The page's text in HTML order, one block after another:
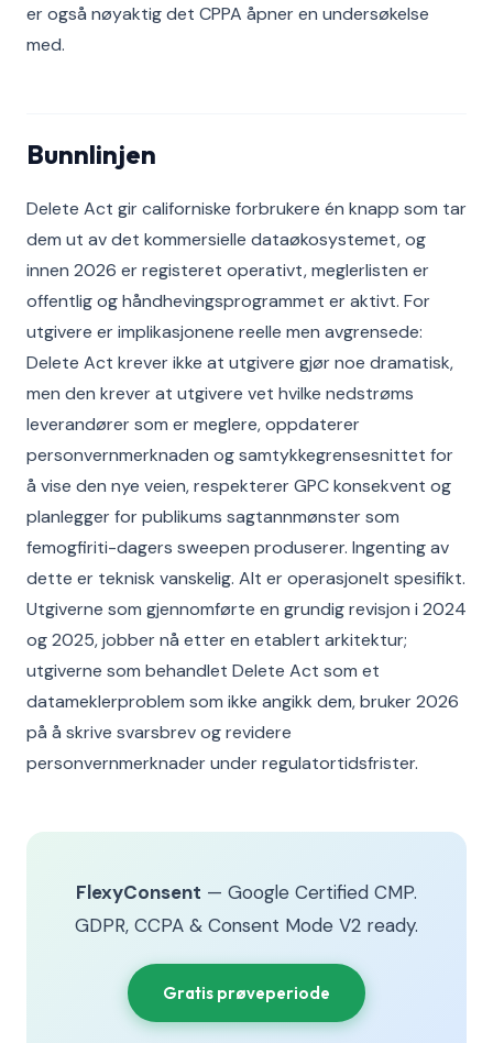
er også nøyaktig det CPPA åpner en undersøkelse
med.
Bunnlinjen
Delete Act gir californiske forbrukere én knapp som tar
dem ut av det kommersielle dataøkosystemet, og
innen 2026 er registeret operativt, meglerlisten er
offentlig og håndhevingsprogrammet er aktivt. For
utgivere er implikasjonene reelle men avgrensede:
Delete Act krever ikke at utgivere gjør noe dramatisk,
men den krever at utgivere vet hvilke nedstrøms
leverandører som er meglere, oppdaterer
personvernmerknaden og samtykkegrensesnittet for
å vise den nye veien, respekterer GPC konsekvent og
planlegger for publikums sagtannmønster som
femogfiriti-dagers sweepen produserer. Ingenting av
dette er teknisk vanskelig. Alt er operasjonelt spesifikt.
Utgiverne som gjennomførte en grundig revisjon i 2024
og 2025, jobber nå etter en etablert arkitektur;
utgiverne som behandlet Delete Act som et
datameklerproblem som ikke angikk dem, bruker 2026
på å skrive svarsbrev og revidere
personvernmerknader under regulatortidsfrister.
FlexyConsent — Google Certified CMP.
GDPR, CCPA & Consent Mode V2 ready.
Gratis prøveperiode